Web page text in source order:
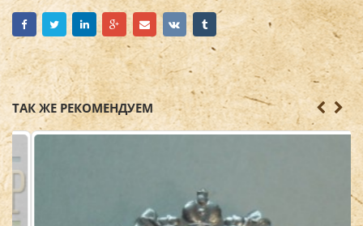
ТАК ЖЕ РЕКОМЕНДУЕМ